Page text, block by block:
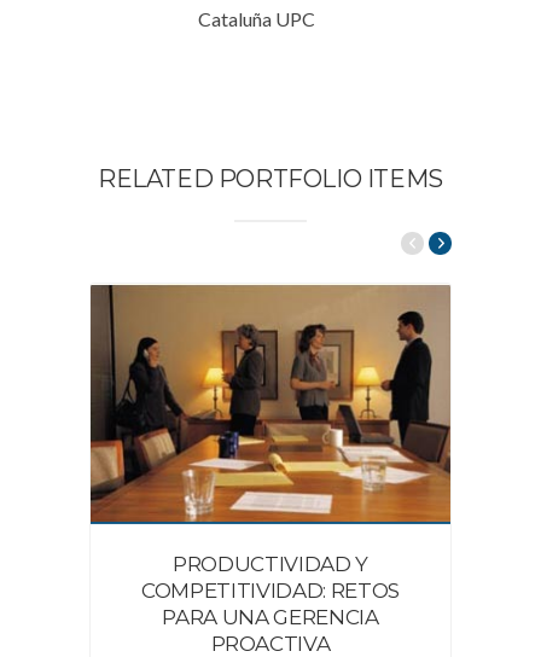
Cataluña UPC
RELATED PORTFOLIO ITEMS
PRODUCTIVIDAD Y
COMPETITIVIDAD: RETOS
PARA UNA GERENCIA
PROACTIVA